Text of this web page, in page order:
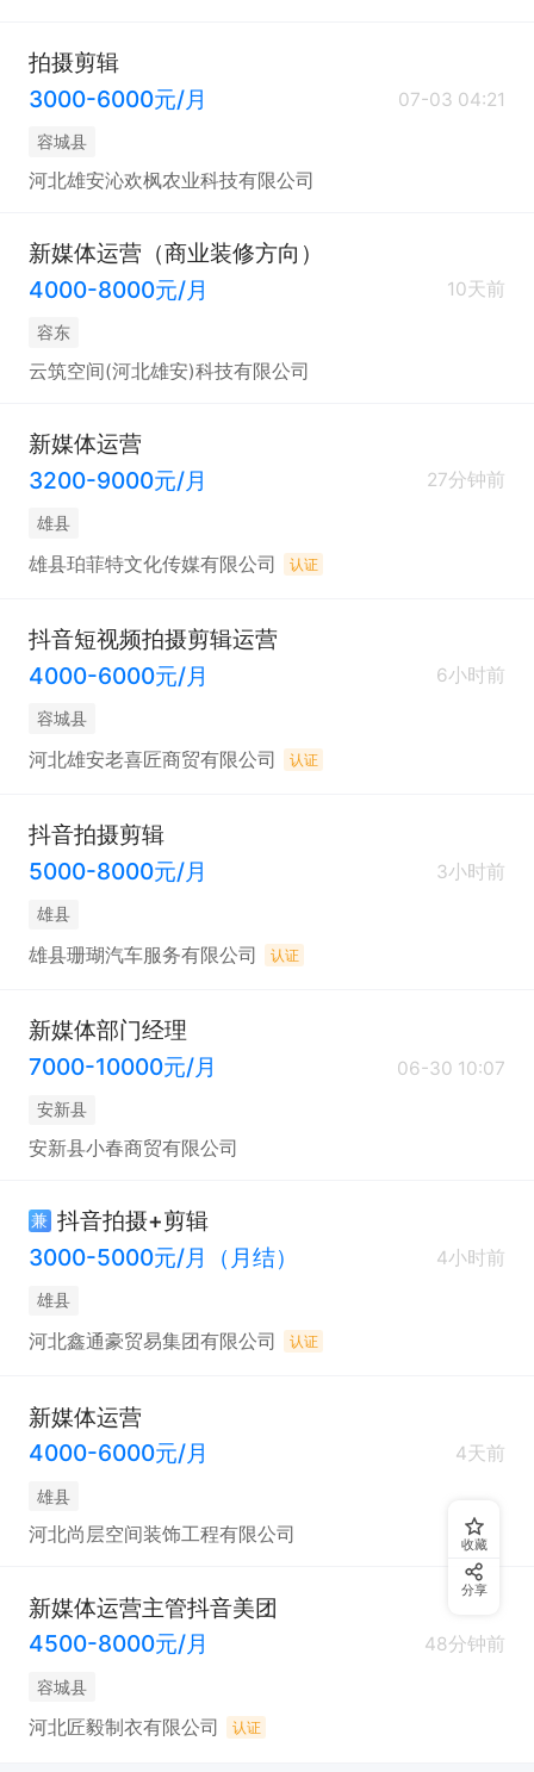
拍摄剪辑
3000-6000元/月
07-03 04:21
容城县
河北雄安沁欢枫农业科技有限公司
新媒体运营（商业装修方向）
4000-8000元/月
10天前
容东
云筑空间(河北雄安)科技有限公司
新媒体运营
3200-9000元/月
27分钟前
雄县
雄县珀菲特文化传媒有限公司 认证
抖音短视频拍摄剪辑运营
4000-6000元/月
6小时前
容城县
河北雄安老喜匠商贸有限公司 认证
抖音拍摄剪辑
5000-8000元/月
3小时前
雄县
雄县珊瑚汽车服务有限公司 认证
新媒体部门经理
7000-10000元/月
06-30 10:07
安新县
安新县小春商贸有限公司
兼 抖音拍摄+剪辑
3000-5000元/月（月结）
4小时前
雄县
河北鑫通豪贸易集团有限公司 认证
新媒体运营
4000-6000元/月
4天前
雄县
河北尚层空间装饰工程有限公司
新媒体运营主管抖音美团
4500-8000元/月
48分钟前
容城县
河北匠毅制衣有限公司 认证
收藏
分享